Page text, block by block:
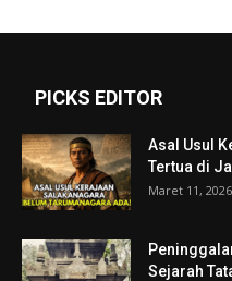
PICKS EDITOR
Asal Usul
Tertua di
Maret 11, 2026
Sejarah